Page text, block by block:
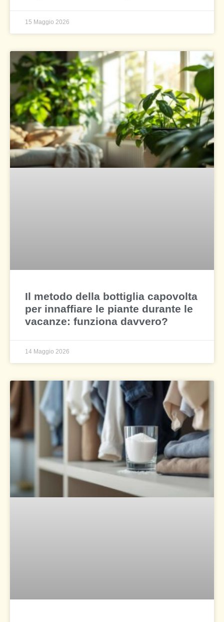
15 Maggio 2026
Il metodo della bottiglia capovolta
per innaffiare le piante durante le
vacanze: funziona davvero?
14 Maggio 2026